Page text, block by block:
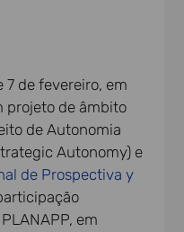
7 de fevereiro, em
projeto de âmbito
de Autonomia
Autonomy) e
de Prospectiva y
em